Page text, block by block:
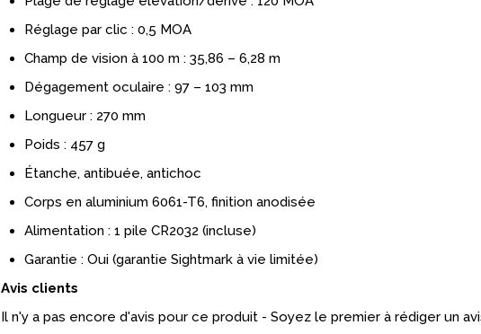
Réglage par clic : 0,5 MOA
Champ de vision à 100 m : 35,86 – 6,28 m
Dégagement oculaire : 97 – 103 mm
Longueur : 270 mm
Poids : 457 g
Étanche, antibuée, antichoc
Corps en aluminium 6061-T6, finition anodisée
Alimentation : 1 pile CR2032 (incluse)
Garantie : Oui (garantie Sightmark à vie limitée)
Avis clients
Il n'y a pas encore d'avis pour ce produit - Soyez le premier à rédiger un